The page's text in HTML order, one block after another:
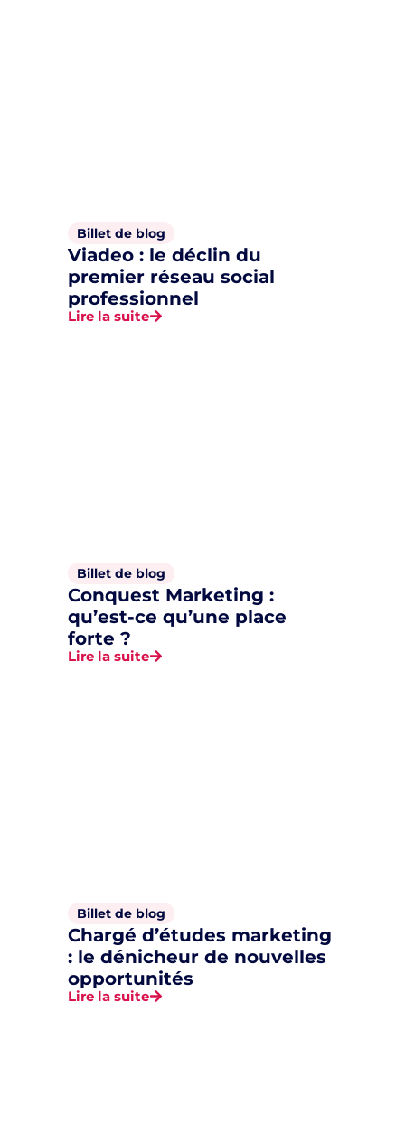
Billet de blog
Viadeo : le déclin du
premier réseau social
professionnel
Lire la suite
Billet de blog
Conquest Marketing :
qu’est-ce qu’une place
forte ?
Lire la suite
Billet de blog
Chargé d’études marketing
: le dénicheur de nouvelles
opportunités
Lire la suite